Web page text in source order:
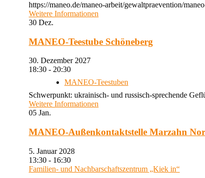
https://maneo.de/maneo-arbeit/gewaltpraevention/
Weitere Informationen
30 Dez.
MANEO-Teestube Schöneberg
30. Dezember 2027
18:30 - 20:30
MANEO-Teestuben
Schwerpunkt: ukrainisch- und russisch-sprechende
Weitere Informationen
05 Jan.
MANEO-Außenkontaktstelle Marzahn
5. Januar 2028
13:30 - 16:30
Familien- und Nachbarschaftszentrum „Kiek in“